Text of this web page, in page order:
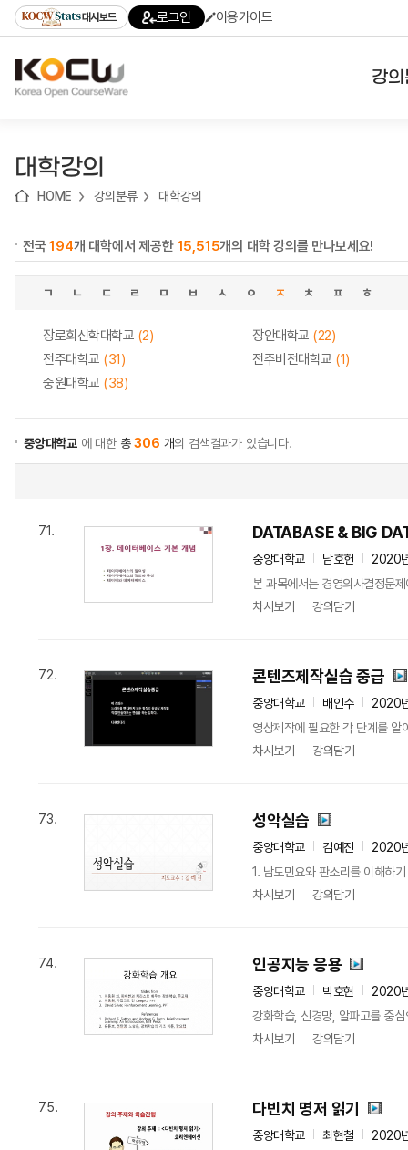
기
기
기
content)
가
대시보드 로그인 이용가이드
강
대학강의
HOME 강의분류 대학강의
전국194개 대학에서 제공한 15,515개의 대학 강의를 만나보세요!
ㄱ ㄴ ㄷ ㄹ ㅁ ㅂ ㅅ ㅇ ㅈ ㅊ ㅍ ㅎ
장로회신학대학교 (2) 장안대학교 (22)
전주대학교 (31) 전주비전대학교 (1)
중원대학교 (38)
중앙대학교 에 대한 총306 개의 검색결과가 있습니다.
71. DATABASE & BIG
중앙대학교 남호헌
2020
본 과목에서는 경영의사결정문
차시보기
강의담기
72. 콘텐즈제작실습 중급
중앙대학교 배인수
2020
영상제작에 필요한 각 단계를 알
차시보기
강의담기
73. 성악실습
중앙대학교 김예진
2020
1. 남도민요와 판소리를 이해하
차시보기
강의담기
74. 인공지능 응용
중앙대학교 박호현
2020
강화학습, 신경망, 알파고를 중
차시보기
강의담기
75. 다빈치 명저 읽기
중앙대학교 최현철
2020